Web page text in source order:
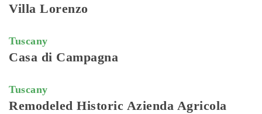
Villa Lorenzo
Tuscany
Casa di Campagna
Tuscany
Remodeled Historic Azienda Agricola